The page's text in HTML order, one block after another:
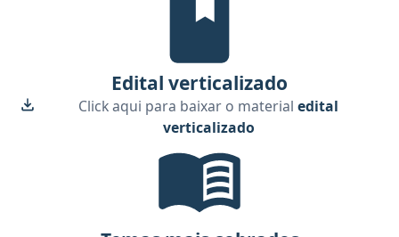
Edital verticalizado
Click aqui para baixar o materialedital
verticalizado